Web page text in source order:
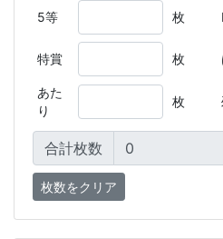
5等 枚
特賞 枚
あた
り
枚
合計枚数